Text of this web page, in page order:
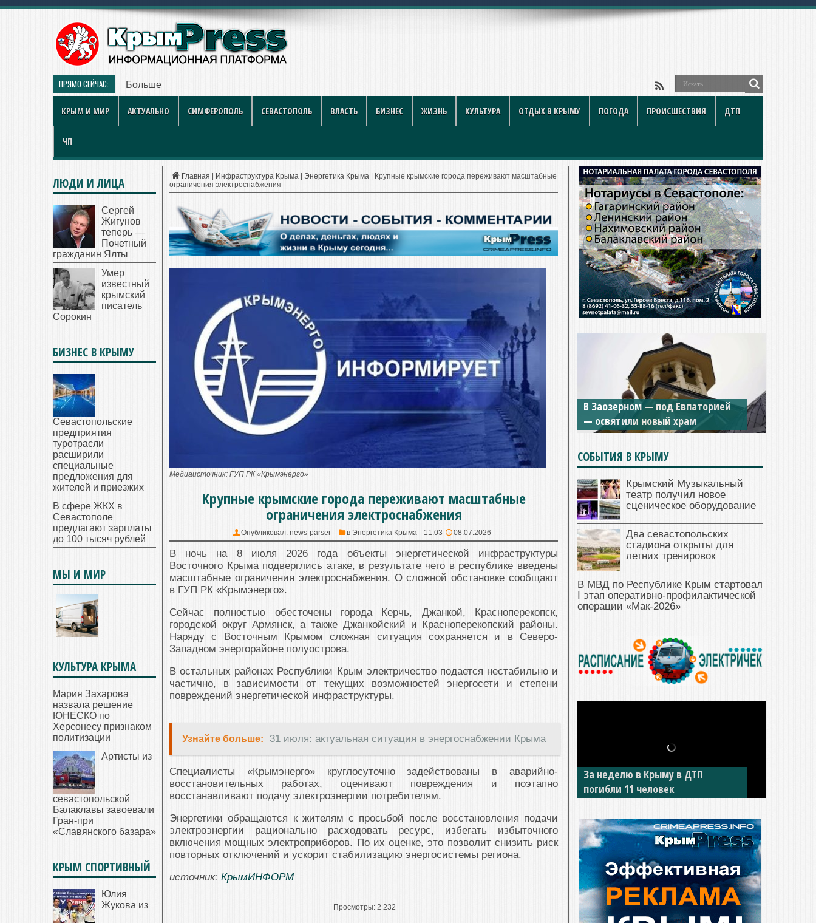
ПРЯМО СЕЙЧАС: Больше чем игра: как британский футбол стал индустрией ра
КРЫМ И МИР АКТУАЛЬНО СИМФЕРОПОЛЬ СЕВАСТОПОЛЬ ВЛАСТЬ БИЗНЕС ЖИЗНЬ КУЛЬТУРА ОТДЫХ В КРЫМУ ПОГОДА ПРОИСШЕСТВИЯ ДТП
ЧП
Главная Инфраструктура Крыма Энергетика Крыма
Крупные крымские города переживают масштабные
ограничения электроснабжения
Медиaисточник: ГУП РК «Крымэнерго»
Крупные крымские города переживают масштабные
ограничения электроснабжения
Опубликовал: news-parser в Энергетика Крыма 11:03 08.07.2026
В ночь на 8 июля 2026 года объекты энергетической инфраструктуры
Восточного Крыма подверглись атаке, в результате чего в республике введены
масштабные ограничения электроснабжения. О сложной обстановке сообщают
в ГУП РК «Крымэнерго».
Сейчас полностью обесточены города Керчь, Джанкой, Красноперекопск,
городской округ Армянск, а также Джанкойский и Красноперекопский районы.
Наряду с Восточным Крымом сложная ситуация сохраняется и в Северо-
Западном энергорайоне полуострова.
В остальных районах Республики Крым электричество подается нестабильно и
частично, в зависимости от текущих возможностей энергосети и степени
повреждений энергетической инфраструктуры.
Узнайте больше: 31 июля: актуальная ситуация в энергоснабжении Крыма
Специалисты «Крымэнерго» круглосуточно задействованы в аварийно-
восстановительных работах, оценивают повреждения и поэтапно
восстанавливают подачу электроэнергии потребителям.
Энергетики обращаются к жителям с просьбой после восстановления подачи
электроэнергии рационально расходовать ресурс, избегать избыточного
включения мощных электроприборов. По их оценке, это позволит снизить риск
повторных отключений и ускорит стабилизацию энергосистемы региона.
источник: КрымИНФОРМ
Просмотры: 2 232
ЛЮДИ И ЛИЦА
Сергей
Жигунов
теперь —
Почетный
гражданин Ялты
Умер
известный
крымский
писатель
Сорокин
БИЗНЕС В КРЫМУ
Севастопольские
предприятия
туротрасли
расширили
специальные
предложения для
жителей и приезжих
В сфере ЖКХ в
Севастополе
предлагают зарплаты
до 100 тысяч рублей
МЫ И МИР
КУЛЬТУРА КРЫМА
Мария Захарова
назвала решение
ЮНЕСКО по
Херсонесу признаком
политизации
Артисты из
севастопольской
Балаклавы завоевали
Гран-при
«Славянского базара»
КРЫМ СПОРТИВНЫЙ
Юлия
Жукова из
В Заозерном — под Евпаторией
— освятили новый храм
СОБЫТИЯ В КРЫМУ
Крымский Музыкальный
театр получил новое
сценическое оборудование
Два севастопольских
стадиона открыты для
летних тренировок
В МВД по Республике Крым стартовал
I этап оперативно‑профилактической
операции «Мак‑2026»
За неделю в Крыму в ДТП
погибли 11 человек